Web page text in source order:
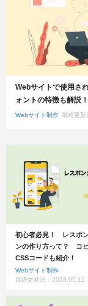
Webサイトで使用さ
ォントの特徴も解説！
Webサイト制作 最終更
初心者必見！ レスポ
ンの作り方って？ コ
CSSコードも紹介！
Webサイト制作
最終更新日：2023.05.11